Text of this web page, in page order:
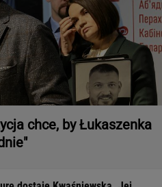
chce, by Łukaszenka